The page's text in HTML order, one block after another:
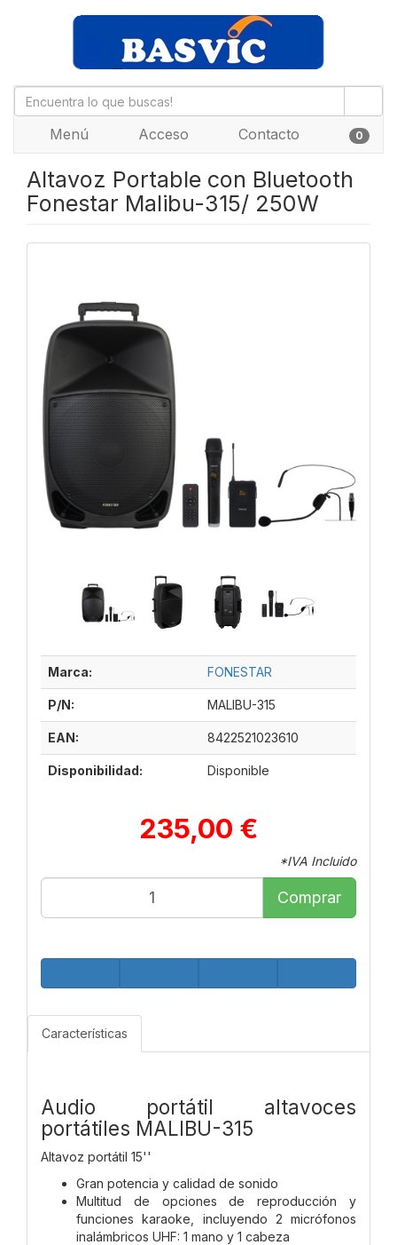
Menú Acceso Contacto 0
Altavoz Portable con Bluetooth
Fonestar Malibu-315/ 250W
Marca: FONESTAR
P/N: MALIBU-315
EAN: 8422521023610
Disponibilidad: Disponible
235,00 €
*IVA Incluido
Comprar
Características
Audio portátil altavoces
portátiles MALIBU-315
Altavoz portátil 15''
Gran potencia y calidad de sonido
Multitud de opciones de reproducción y
funciones karaoke, incluyendo 2 micrófonos
inalámbricos UHF: 1 mano y 1 cabeza